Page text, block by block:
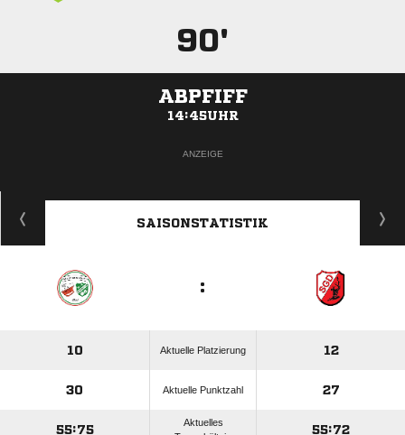
90'
ABPFIFF
14:45UHR
ANZEIGE
SAISONSTATISTIK
:
10 Aktuelle Platzierung 12
30 Aktuelle Punktzahl 27
55:75
Aktuelles
55:72